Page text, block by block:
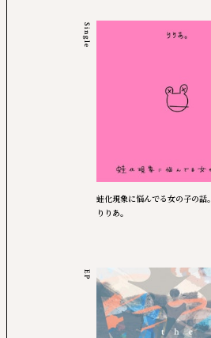
蛙化現象に悩んでる女の子の話。
りりあ。
Single
EP